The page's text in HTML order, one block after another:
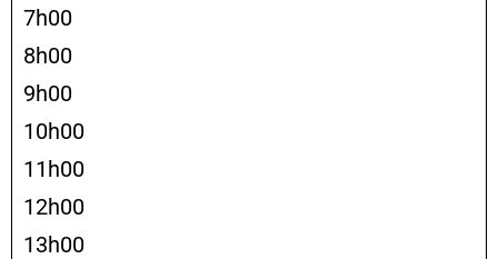
7h00
8h00
9h00
10h00
11h00
12h00
13h00